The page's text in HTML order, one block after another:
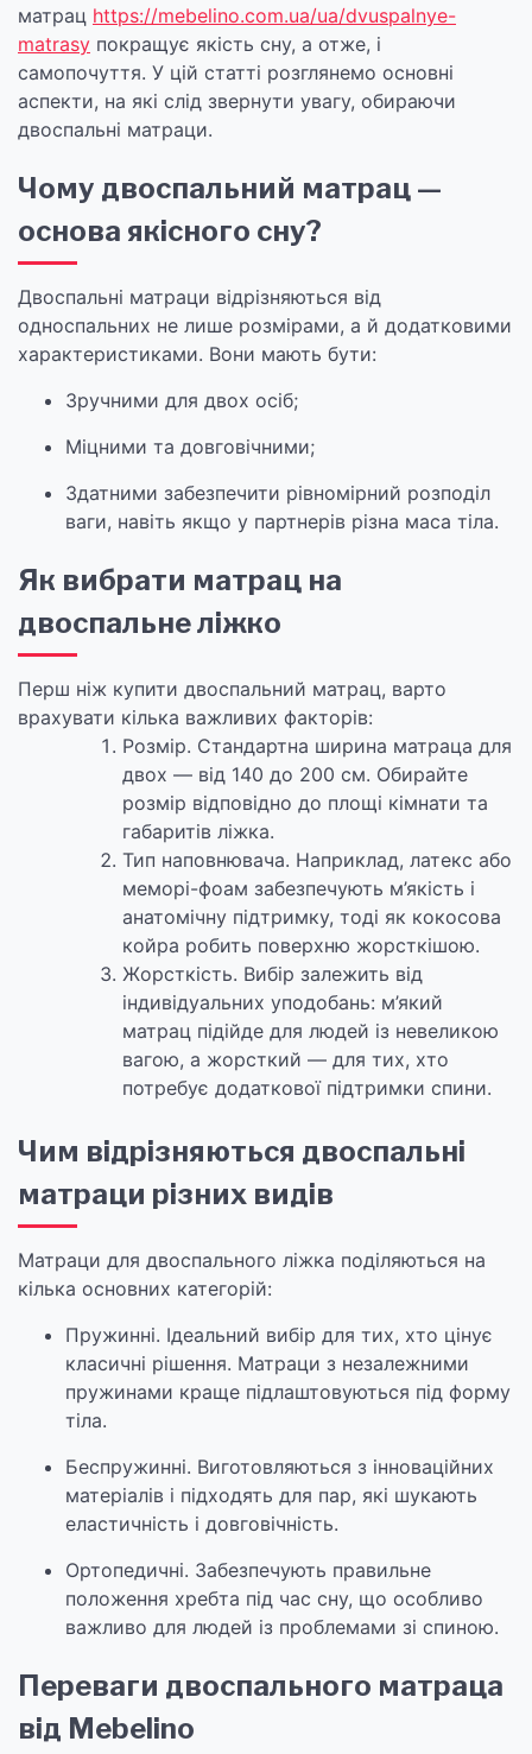
матрац https://mebelino.com.ua/ua/dvuspalnye-
matrasy покращує якість сну, а отже, і
самопочуття. У цій статті розглянемо основні
аспекти, на які слід звернути увагу, обираючи
двоспальні матраци.
Чому двоспальний матрац —
основа якісного сну?
Двоспальні матраци відрізняються від
односпальних не лише розмірами, а й додатковими
характеристиками. Вони мають бути:
Зручними для двох осіб;
Міцними та довговічними;
Здатними забезпечити рівномірний розподіл
ваги, навіть якщо у партнерів різна маса тіла.
Як вибрати матрац на
двоспальне ліжко
Перш ніж купити двоспальний матрац, варто
врахувати кілька важливих факторів:
Розмір. Стандартна ширина матраца для
двох — від 140 до 200 см. Обирайте
розмір відповідно до площі кімнати та
габаритів ліжка.
Тип наповнювача. Наприклад, латекс або
меморі-фоам забезпечують м’якість і
анатомічну підтримку, тоді як кокосова
койра робить поверхню жорсткішою.
Жорсткість. Вибір залежить від
індивідуальних уподобань: м’який
матрац підійде для людей із невеликою
вагою, а жорсткий — для тих, хто
потребує додаткової підтримки спини.
Чим відрізняються двоспальні
матраци різних видів
Матраци для двоспального ліжка поділяються на
кілька основних категорій:
Пружинні. Ідеальний вибір для тих, хто цінує
класичні рішення. Матраци з незалежними
пружинами краще підлаштовуються під форму
тіла.
Беспружинні. Виготовляються з інноваційних
матеріалів і підходять для пар, які шукають
еластичність і довговічність.
Ортопедичні. Забезпечують правильне
положення хребта під час сну, що особливо
важливо для людей із проблемами зі спиною.
Переваги двоспального матраца
від Mebelino